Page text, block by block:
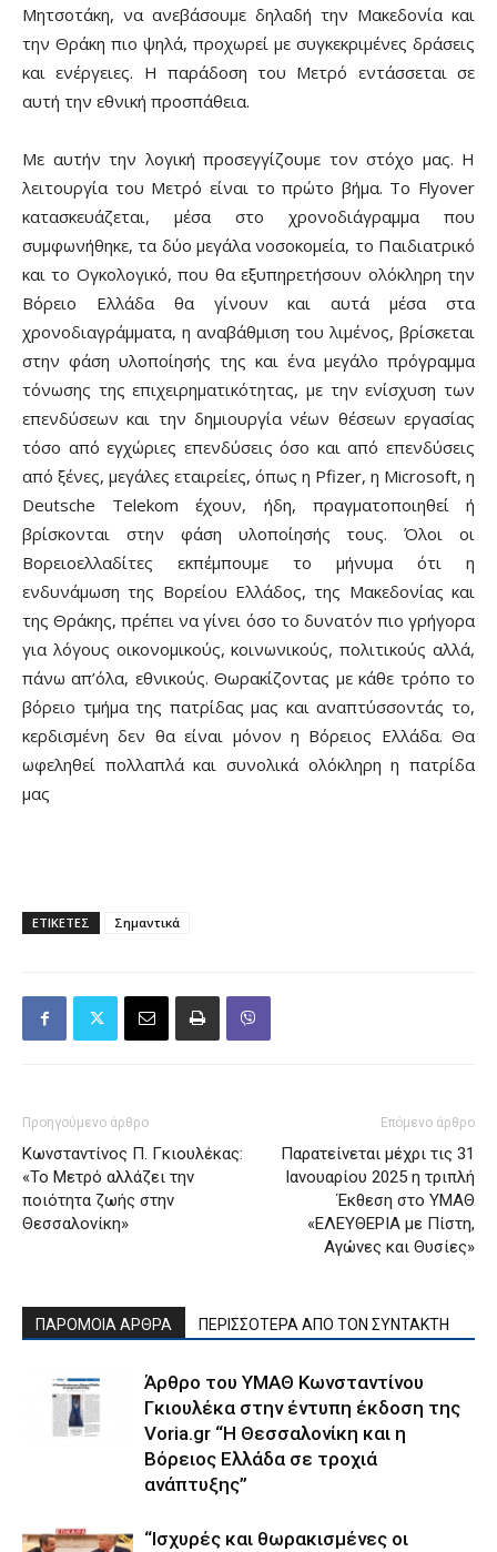
Μητσοτάκη, να ανεβάσουμε δηλαδή την Μακεδονία και
την Θράκη πιο ψηλά, προχωρεί με συγκεκριμένες δράσεις
και ενέργειες. Η παράδοση του Μετρό εντάσσεται σε
αυτή την εθνική προσπάθεια.
Με αυτήν την λογική προσεγγίζουμε τον στόχο μας. Η
λειτουργία του Μετρό είναι το πρώτο βήμα. Το Flyover
κατασκευάζεται, μέσα στο χρονοδιάγραμμα που
συμφωνήθηκε, τα δύο μεγάλα νοσοκομεία, το Παιδιατρικό
και το Ογκολογικό, που θα εξυπηρετήσουν ολόκληρη την
Βόρειο Ελλάδα θα γίνουν και αυτά μέσα στα
χρονοδιαγράμματα, η αναβάθμιση του λιμένος, βρίσκεται
στην φάση υλοποίησής της και ένα μεγάλο πρόγραμμα
τόνωσης της επιχειρηματικότητας, με την ενίσχυση των
επενδύσεων και την δημιουργία νέων θέσεων εργασίας
τόσο από εγχώριες επενδύσεις όσο και από επενδύσεις
από ξένες, μεγάλες εταιρείες, όπως η Pfizer, η Microsoft, η
Deutsche Telekom έχουν, ήδη, πραγματοποιηθεί ή
βρίσκονται στην φάση υλοποίησής τους. Όλοι οι
Βορειοελλαδίτες εκπέμπουμε το μήνυμα ότι η
ενδυνάμωση της Βορείου Ελλάδος, της Μακεδονίας και
της Θράκης, πρέπει να γίνει όσο το δυνατόν πιο γρήγορα
για λόγους οικονομικούς, κοινωνικούς, πολιτικούς αλλά,
πάνω απ’όλα, εθνικούς. Θωρακίζοντας με κάθε τρόπο το
βόρειο τμήμα της πατρίδας μας και αναπτύσσοντάς το,
κερδισμένη δεν θα είναι μόνον η Βόρειος Ελλάδα. Θα
ωφεληθεί πολλαπλά και συνολικά ολόκληρη η πατρίδα
μας
ΕΤΙΚΕΤΕΣ Σημαντικά
Προηγούμενο άρθρο
Κωνσταντίνος Π. Γκιουλέκας:
«Το Μετρό αλλάζει την
ποιότητα ζωής στην
Θεσσαλονίκη»
Επόμενο άρθρο
Παρατείνεται μέχρι τις 31
Ιανουαρίου 2025 η τριπλή
Έκθεση στο ΥΜΑΘ
«ΕΛΕΥΘΕΡΙΑ με Πίστη,
Αγώνες και Θυσίες»
ΠΑΡΟΜΟΙΑ ΑΡΘΡΑ ΠΕΡΙΣΣΟΤΕΡΑ ΑΠΟ ΤΟΝ ΣΥΝΤΑΚΤΗ
Άρθρο του ΥΜΑΘ Κωνσταντίνου
Γκιουλέκα στην έντυπη έκδοση της
Voria.gr “Η Θεσσαλονίκη και η
Βόρειος Ελλάδα σε τροχιά
ανάπτυξης”
“Ισχυρές και θωρακισμένες οι